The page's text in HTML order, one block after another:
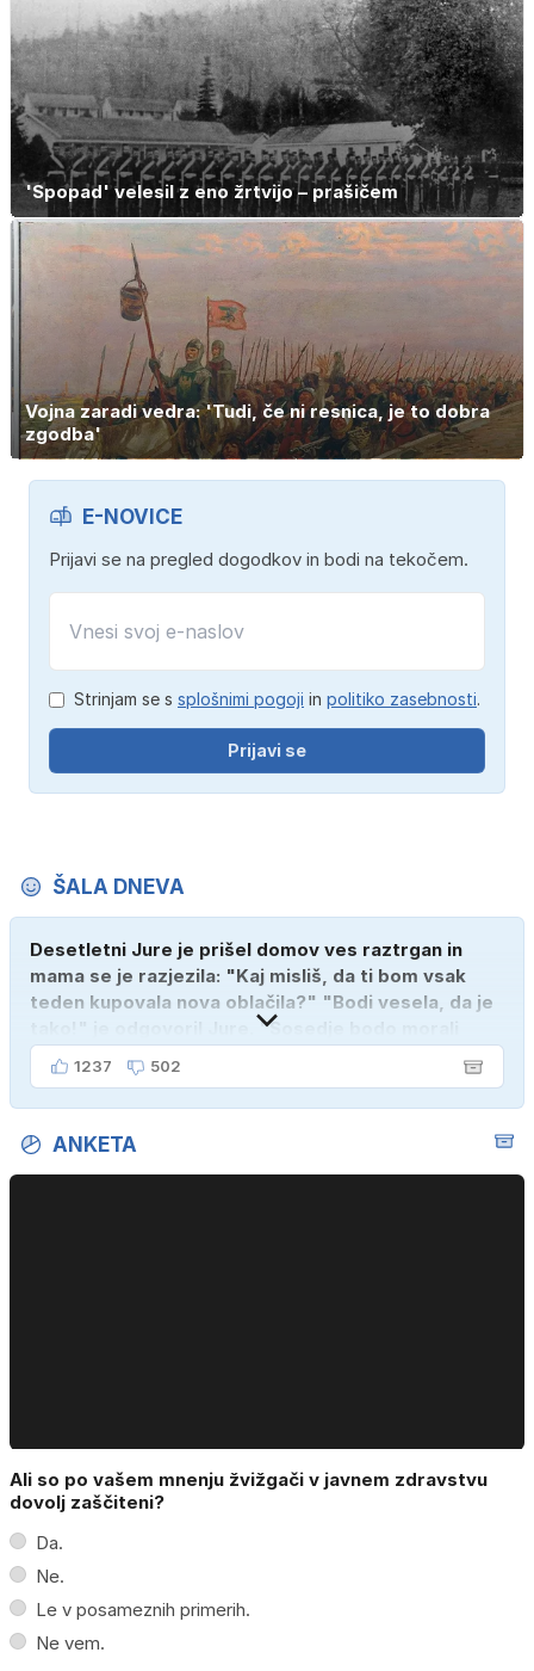
'Spopad' velesil z eno žrtvijo – prašičem
Vojna zaradi vedra: 'Tudi, če ni resnica, je to dobra
zgodba'
E-NOVICE
Prijavi se na pregled dogodkov in bodi na tekočem.
Strinjam se s splošnimi pogoji in politiko zasebnosti.
Prijavi se
ŠALA DNEVA
Desetletni Jure je prišel domov ves raztrgan in
mama se je razjezila: "Kaj misliš, da ti bom vsak
teden kupovala nova oblačila?" "Bodi vesela, da je
tako!" je odgovoril Jure. "Sosedje bodo morali
kupiti novega sina, tako sem ga prebutal!"
1237 502
ANKETA
Ali so po vašem mnenju žvižgači v javnem zdravstvu
dovolj zaščiteni?
Da.
Ne.
Le v posameznih primerih.
Ne vem.